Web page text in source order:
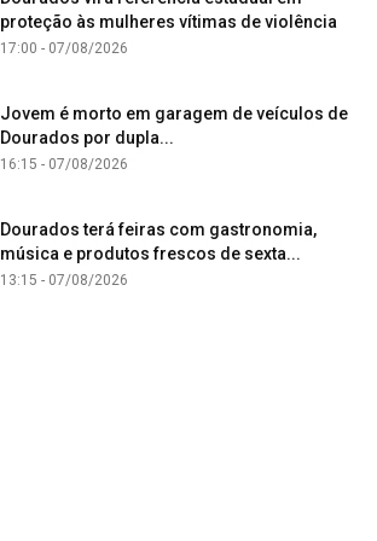
proteção às mulheres vítimas de violência
17:00 - 07/08/2026
Jovem é morto em garagem de veículos de
Dourados por dupla...
16:15 - 07/08/2026
Dourados terá feiras com gastronomia,
música e produtos frescos de sexta...
13:15 - 07/08/2026